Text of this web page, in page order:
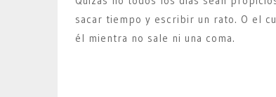
sacar tiempo y escribir un rato. O el
él mientra no sale ni una coma.